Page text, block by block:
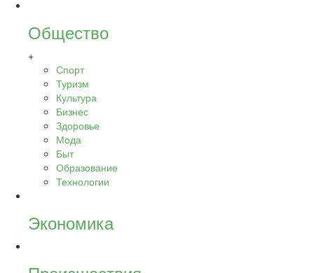
Общество
+
Спорт
Туризм
Культура
Бизнес
Здоровье
Мода
Быт
Образование
Технологии
Экономика